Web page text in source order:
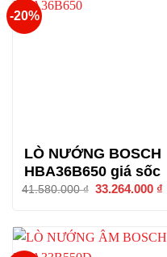
-20%
LÒ NƯỚNG BOSCH
HBA36B650 giá sốc
41.580.000₫ Giá
33.264.000 ₫